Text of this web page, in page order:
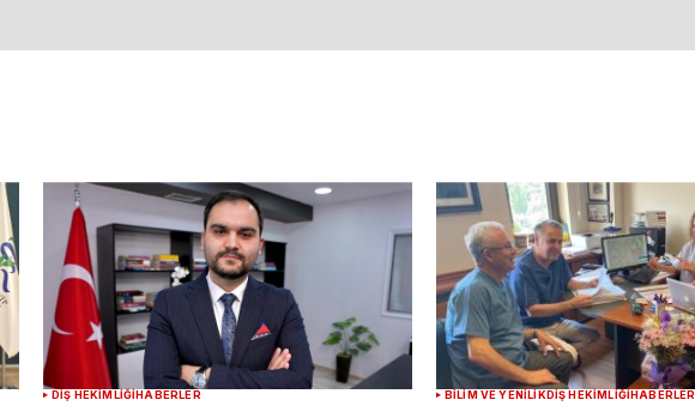
DIŞ HEKIMLIĞIHABERLER BILIM VE YENILIKDIŞ HEKIMLIĞIHABERLER